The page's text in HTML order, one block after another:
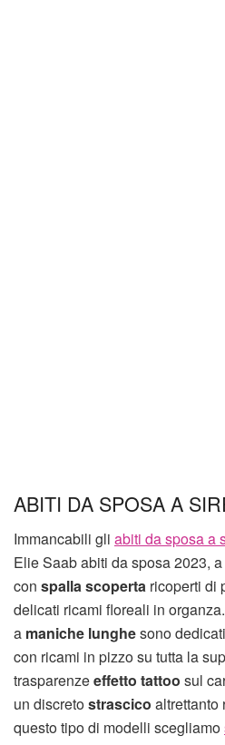
ABITI DA SPOSA A
Immancabili gli abiti da sposa a
Elie Saab abiti da sposa 2023,
con spalla scoperta ricoperti di
delicati ricami floreali in
a maniche lunghesono
con ricami in pizzo su tutta la
trasparenzeeffetto tattoo sul
un discretostrascico altrettanto
questo tipo di modelli scegliamo